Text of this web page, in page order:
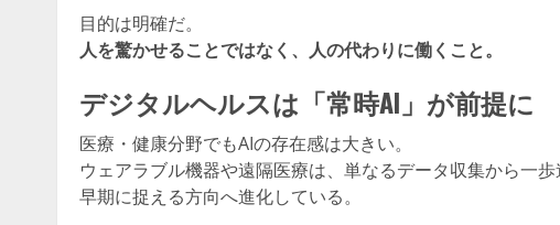
目的は明確だ。
人を驚かせることではなく、人の代わりに働くこと。
デジタルヘルスは「常時AI」が前提に
医療・健康分野でもAIの存在感は大きい。
ウェアラブル機器や遠隔医療は、単なるデータ収集から一
早期に捉える方向へ進化している。